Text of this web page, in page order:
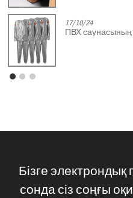
17/10/24
ПВХ
Бізге
сонда сіз соңғы